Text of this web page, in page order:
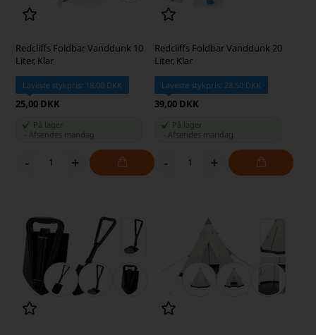
Redcliffs Foldbar Vanddunk 10
Liter, Klar
Laveste stykpris: 18,00 DKK
25,00 DKK
På lager
Afsendes mandag
- +
Redcliffs Foldbar Vanddunk 20
Liter, Klar
Laveste stykpris: 28,50 DKK
39,00 DKK
På lager
Afsendes mandag
- +